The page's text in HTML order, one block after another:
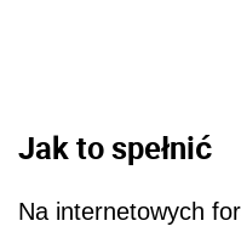
Jak to spełnić
Na internetowych